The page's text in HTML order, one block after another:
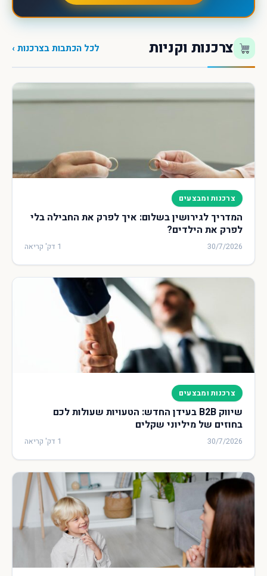
צרכנות וקניות לכל הכתבות בצרכנות ›
צרכנות ומבצעים
המדריך לגירושין בשלום: איך לפרק את החבילה בלי
לפרק את הילדים?
30/7/2026 1 דק' קריאה
צרכנות ומבצעים
שיווק B2B בעידן החדש: הטעויות שעולות לכם
בחוזים של מיליוני שקלים
30/7/2026 1 דק' קריאה